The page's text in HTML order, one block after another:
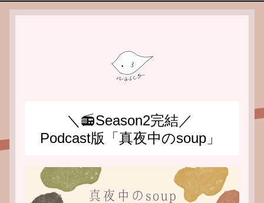
＼📻Season2完結／
Podcast版「真夜中のsoup」